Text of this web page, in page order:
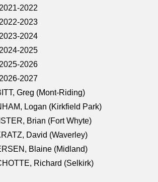
2021-2022
2022-2023
2023-2024
2024-2025
2025-2026
2026-2027
Greg (Mont-Riding)
Logan (Kirkfield Park)
Brian (Fort Whyte)
David (Waverley)
Blaine (Midland)
Richard (Selkirk)